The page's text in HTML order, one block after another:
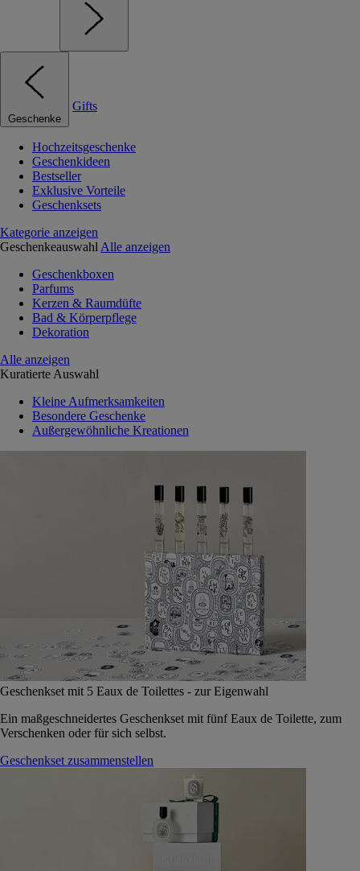
Geschenke
Gifts
Hochzeitsgeschenke
Geschenkideen
Bestseller
Exklusive Vorteile
Geschenksets
Kategorie anzeigen
Geschenkeauswahl Alle anzeigen
Geschenkboxen
Parfums
Kerzen & Raumdüfte
Bad & Körperpflege
Dekoration
Alle anzeigen
Kuratierte Auswahl
Kleine Aufmerksamkeiten
Besondere Geschenke
Außergewöhnliche Kreationen
Geschenkset mit 5 Eaux de Toilettes - zur Eigenwahl
Ein maßgeschneidertes Geschenkset mit fünf Eaux de Toilette, zum
Verschenken oder für sich selbst.
Geschenkset zusammenstellen